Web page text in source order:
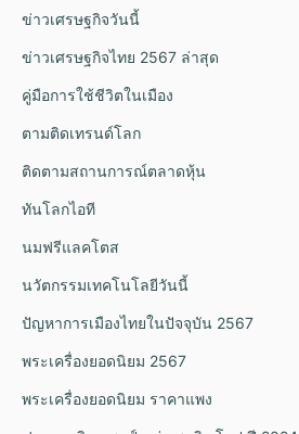
ข่าวเศรษฐกิจวันนี้
ข่าวเศรษฐกิจไทย 2567 ล่าสุด
คู่มือการใช้ชีวิตในเมือง
ตามติดเทรนด์โลก
ติดตามสถานการณ์ตลาดหุ้น
ทันโลกไอที
นมฟรีแลคโตส
นวัตกรรมเทคโนโลยีวันนี้
ปัญหาการเมืองไทยในปัจจุบัน 2567
พระเครื่องยอดนิยม 2567
พระเครื่องยอดนิยม ราคาแพง